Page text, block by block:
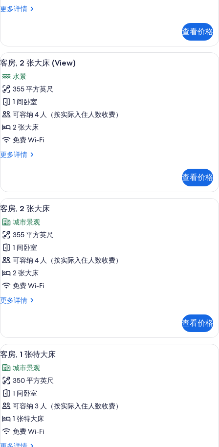
阳
(View)
的
所
有
照
片
更多详情
套
卧
室,
阳
(View)
更
多
信
息
查看价格
显
客
房,
2
张
大
床
(View)
有
照
片
高档床上用品、客房内保险箱、办公
6
客房, 2 张大床 (View)
水景
355 平方英尺
1 间卧室
可容纳 4 人（按实际入住人数收费）
2 张大床
免费 Wi-Fi
更多详情
客
大
床
(View)
多
信
息
查看价格
显
示
客
房,
2
张
大
床
的
有
照
片
高档床上用品、客房内保险箱、办公
5
客房, 2 张大床
城市景观
355 平方英尺
1 间卧室
可容纳 4 人（按实际入住人数收费）
2 张大床
免费 Wi-Fi
更多详情
客
大
床
更
信
息
查看价格
显
示
客
房,
张
特
大
高档床上用品、客房内保险箱、办公
5
客房, 1 张特大床
城市景观
350 平方英尺
1 间卧室
可容纳 3 人（按实际入住人数收费）
1 张特大床
免费 Wi-Fi